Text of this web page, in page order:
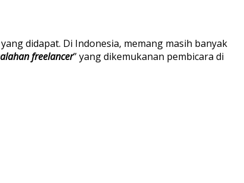
didapat. Di Indonesia, memang masih banyak
freelancer” yang dikemukanan pembicara di